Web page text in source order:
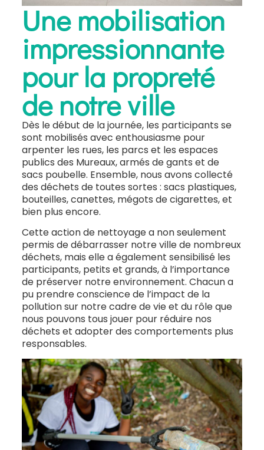
Une mobilisation
impressionnante
pour la propreté
de notre ville
Dès le début de la journée, les participants se
sont mobilisés avec enthousiasme pour
arpenter les rues, les parcs et les espaces
publics des Mureaux, armés de gants et de
sacs poubelle. Ensemble, nous avons collecté
des déchets de toutes sortes : sacs plastiques,
bouteilles, canettes, mégots de cigarettes, et
bien plus encore.
Cette action de nettoyage a non seulement
permis de débarrasser notre ville de nombreux
déchets, mais elle a également sensibilisé les
participants, petits et grands, à l’importance
de préserver notre environnement. Chacun a
pu prendre conscience de l’impact de la
pollution sur notre cadre de vie et du rôle que
nous pouvons tous jouer pour réduire nos
déchets et adopter des comportements plus
responsables.